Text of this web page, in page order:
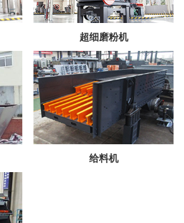
超细磨粉机
给料机